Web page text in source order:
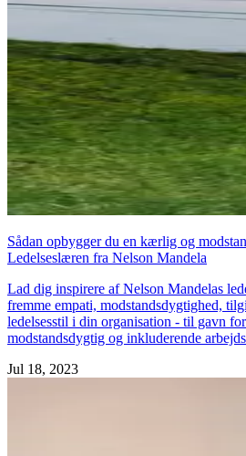
Sådan opbygger du en kærlig og
Ledelseslæren fra Nelson Mandela
Lad dig inspirere af Nelson Mandelas
fremme empati, modstandsdygtighed,
ledelsesstil i din organisation - til gavn
modstandsdygtig og inkluderende
Jul 18, 2023